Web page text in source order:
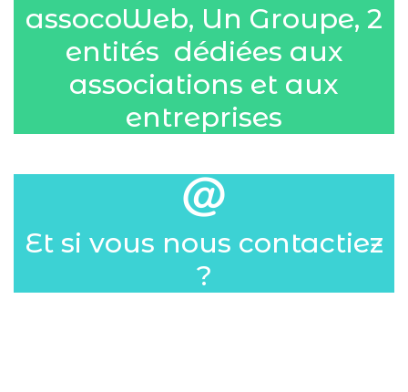
assocoWeb, Un Groupe, 2
entités dédiées aux
associations et aux
entreprises
Et si vous nous contactiez
?